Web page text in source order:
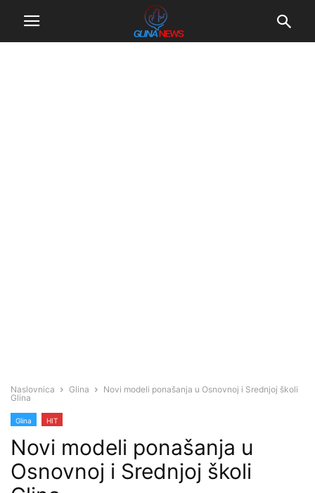
Naslovnica Glina
Novi modeli ponašanja u Osnovnoj i Srednjoj školi
Glina
Glina HIT
Novi modeli ponašanja u
Osnovnoj i Srednjoj školi